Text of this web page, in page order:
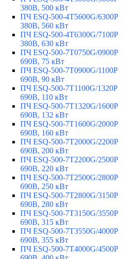
380В, 500 кВт
ПЧ ESQ-500-4T5600G/6300P
380В, 560 кВт
ПЧ ESQ-500-4T6300G/7100P
380В, 630 кВт
ПЧ ESQ-500-7T0750G/0900P
690В, 75 кВт
ПЧ ESQ-500-7T0900G/1100P
690В, 90 кВт
ПЧ ESQ-500-7T1100G/1320P
690В, 110 кВт
ПЧ ESQ-500-7T1320G/1600P
690В, 132 кВт
ПЧ ESQ-500-7T1600G/2000P
690В, 160 кВт
ПЧ ESQ-500-7T2000G/2200P
690В, 200 кВт
ПЧ ESQ-500-7T2200G/2500P
690В, 220 кВт
ПЧ ESQ-500-7T2500G/2800P
690В, 250 кВт
ПЧ ESQ-500-7T2800G/3150P
690В, 280 кВт
ПЧ ESQ-500-7T3150G/3550P
690В, 315 кВт
ПЧ ESQ-500-7T3550G/4000P
690В, 355 кВт
ПЧ ESQ-500-7T4000G/4500P